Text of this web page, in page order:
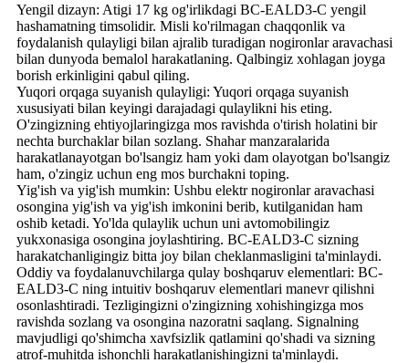
Yengil dizayn: Atigi 17 kg og'irlikdagi BC-EALD3-C yengil
hashamatning timsolidir. Misli ko'rilmagan chaqqonlik va
foydalanish qulayligi bilan ajralib turadigan nogironlar aravachasi
bilan dunyoda bemalol harakatlaning. Qalbingiz xohlagan joyga
borish erkinligini qabul qiling.
Yuqori orqaga suyanish qulayligi: Yuqori orqaga suyanish
xususiyati bilan keyingi darajadagi qulaylikni his eting.
O'zingizning ehtiyojlaringizga mos ravishda o'tirish holatini bir
nechta burchaklar bilan sozlang. Shahar manzaralarida
harakatlanayotgan bo'lsangiz ham yoki dam olayotgan bo'lsangiz
ham, o'zingiz uchun eng mos burchakni toping.
Yig'ish va yig'ish mumkin: Ushbu elektr nogironlar aravachasi
osongina yig'ish va yig'ish imkonini berib, kutilganidan ham
oshib ketadi. Yo'lda qulaylik uchun uni avtomobilingiz
yukxonasiga osongina joylashtiring. BC-EALD3-C sizning
harakatchanligingiz bitta joy bilan cheklanmasligini ta'minlaydi.
Oddiy va foydalanuvchilarga qulay boshqaruv elementlari: BC-
EALD3-C ning intuitiv boshqaruv elementlari manevr qilishni
osonlashtiradi. Tezligingizni o'zingizning xohishingizga mos
ravishda sozlang va osongina nazoratni saqlang. Signalning
mavjudligi qo'shimcha xavfsizlik qatlamini qo'shadi va sizning
atrof-muhitda ishonchli harakatlanishingizni ta'minlaydi.